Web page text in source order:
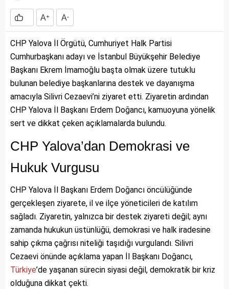
A+ A-
CHP Yalova İl Örgütü, Cumhuriyet Halk Partisi
Cumhurbaşkanı adayı ve İstanbul Büyükşehir Belediye
Başkanı Ekrem İmamoğlu başta olmak üzere tutuklu
bulunan belediye başkanlarına destek ve dayanışma
amacıyla Silivri Cezaevi’ni ziyaret etti. Ziyaretin ardından
CHP Yalova İl Başkanı Erdem Doğancı, kamuoyuna yönelik
sert ve dikkat çeken açıklamalarda bulundu.
CHP Yalova’dan Demokrasi ve
Hukuk Vurgusu
CHP Yalova İl Başkanı Erdem Doğancı öncülüğünde
gerçekleşen ziyarete, il ve ilçe yöneticileri de katılım
sağladı. Ziyaretin, yalnızca bir destek ziyareti değil; aynı
zamanda hukukun üstünlüğü, demokrasi ve halk iradesine
sahip çıkma çağrısı niteliği taşıdığı vurgulandı. Silivri
Cezaevi önünde açıklama yapan İl Başkanı Doğancı,
Türkiye’de yaşanan sürecin siyasi değil, demokratik bir kriz
olduğuna dikkat çekti.